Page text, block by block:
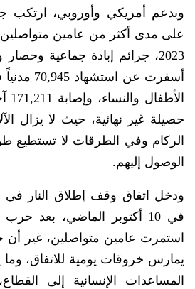
وبدعم أمريكي وأوروبي، ارتكب
على مدى أكثر من عامين متواصلين
2023، جرائم إبادة جماعية
أسفرت عن
حصيلة غير نهائية، حيث لا يزال
الركام وفي الطرقات لا تستطيع
الوصول إليهم.
ودخل اتفاق وقف إطلاق النار في
في 10 أكتوبر الماضي، بعد
استمرت عامين متواصلين، غير أن
يمارس خروقات يومية للاتفاق، وما
المساعدات الإنسانية إلى